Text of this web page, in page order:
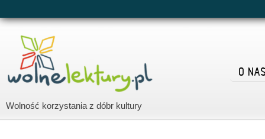
Wolność korzystania z dóbr kultury
O